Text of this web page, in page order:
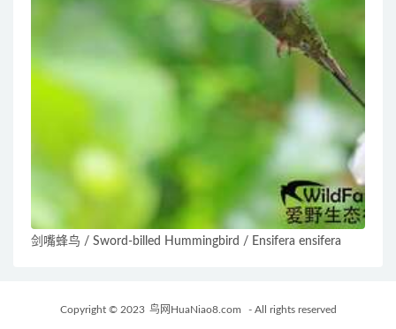
剑嘴蜂鸟 / Sword-billed Hummingbird / Ensifera ensifera
Copyright © 2023 鸟网HuaNiao8.com - All rights reserved